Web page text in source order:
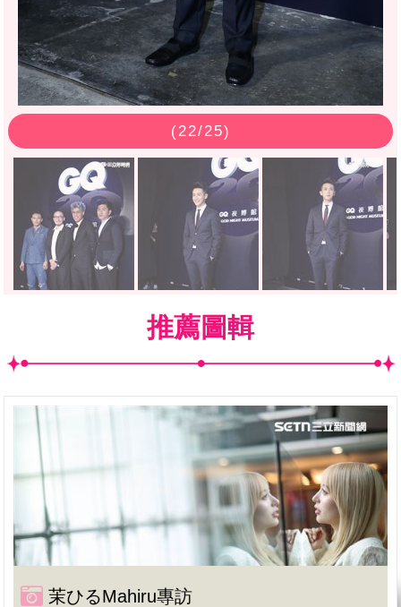
(22/25)
推薦圖輯
茉ひるMahiru專訪